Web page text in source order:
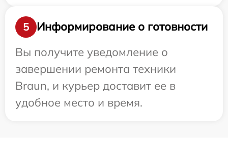
5
Информирование о готовности
Вы получите уведомление о
завершении ремонта техники
Braun, и курьер доставит ее в
удобное место и время.